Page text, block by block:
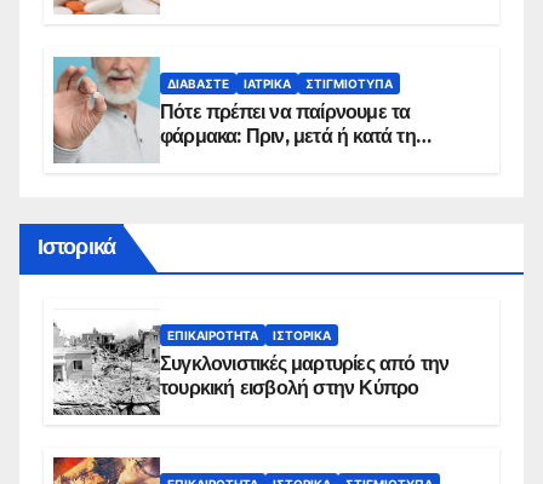
ΔΙΑΒΆΣΤΕ ΙΑΤΡΙΚΆ ΣΤΙΓΜΙΌΤΥΠΑ
Πότε πρέπει να παίρνουμε τα
φάρμακα: Πριν, μετά ή κατά τη
Ιστορικά
ΕΠΙΚΑΙΡΌΤΗΤΑ ΙΣΤΟΡΙΚΆ
Συγκλονιστικές μαρτυρίες από την
τουρκική εισβολή στην Κύπρο